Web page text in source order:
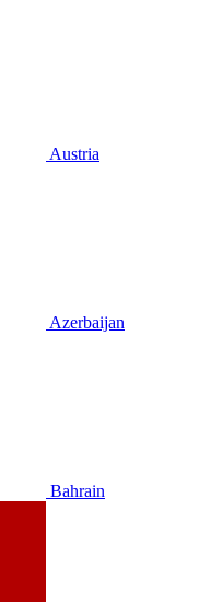
Austria
Azerbaijan
Bahrain